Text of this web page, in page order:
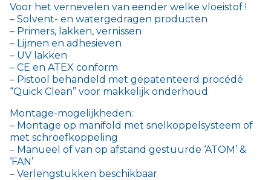
Voor het vernevelen van eender welke vloeistof !
– Solvent- en watergedragen producten
– Primers, lakken, vernissen
– Lijmen en adhesieven
– UV lakken
– CE en ATEX conform
– Pistool behandeld met gepatenteerd procédé
“Quick Clean” voor makkelijk onderhoud
Montage-mogelijkheden:
– Montage op manifold met snelkoppelsysteem of
met schroefkoppeling
– Manueel of van op afstand gestuurde ‘ATOM’ &
‘FAN’
– Verlengstukken beschikbaar